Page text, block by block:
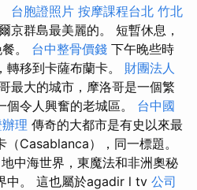
台胞證照片 按摩課程台北 竹北
京群島最美麗的。 短暫休息，
。 台中整骨價錢 下午晚些時
移到卡薩布蘭卡。 財團法人
最大的城市，摩洛哥是一個繁
令人興奮的老城區。 台中國
理 傳奇的大都市是有史以來最
Casablanca），同一標題。
地中海世界，東魔法和非洲奧秘
中。 這也屬於agadir l tv 公司